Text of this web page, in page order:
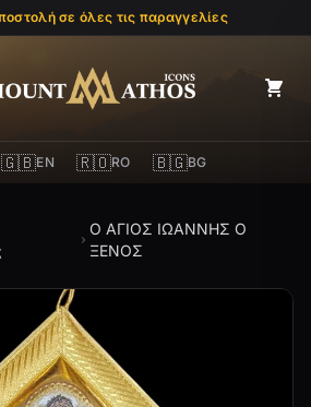
σε όλες τις παραγγελίες
Mount Athos Icons
🇬🇧EN 🇷🇴RO 🇧🇬BG
Ο ΑΓΙΟΣ ΙΩΑΝΝΗΣ Ο
ΞΕΝΟΣ